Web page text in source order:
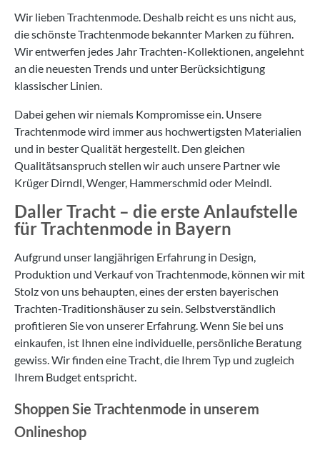
Wir lieben Trachtenmode. Deshalb reicht es uns nicht aus,
die schönste Trachtenmode bekannter Marken zu führen.
Wir entwerfen jedes Jahr Trachten-Kollektionen, angelehnt
an die neuesten Trends und unter Berücksichtigung
klassischer Linien.
Dabei gehen wir niemals Kompromisse ein. Unsere
Trachtenmode wird immer aus hochwertigsten Materialien
und in bester Qualität hergestellt. Den gleichen
Qualitätsanspruch stellen wir auch unsere Partner wie
Krüger Dirndl, Wenger, Hammerschmid oder Meindl.
Daller Tracht – die erste Anlaufstelle
für Trachtenmode in Bayern
Aufgrund unser langjährigen Erfahrung in Design,
Produktion und Verkauf von Trachtenmode, können wir mit
Stolz von uns behaupten, eines der ersten bayerischen
Trachten-Traditionshäuser zu sein. Selbstverständlich
profitieren Sie von unserer Erfahrung. Wenn Sie bei uns
einkaufen, ist Ihnen eine individuelle, persönliche Beratung
gewiss. Wir finden eine Tracht, die Ihrem Typ und zugleich
Ihrem Budget entspricht.
Shoppen Sie Trachtenmode in unserem
Onlineshop